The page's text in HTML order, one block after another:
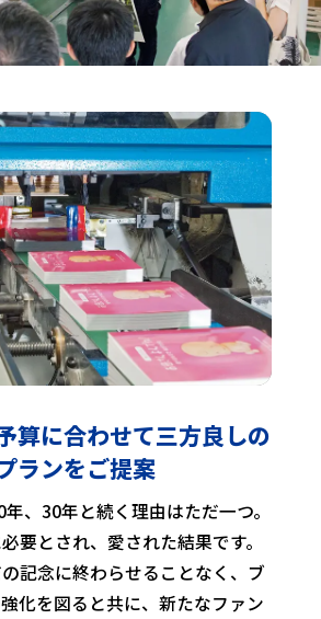
算に合わせて三方良しの
ランをご提案
、30年と続く理由はただ一つ。
要とされ、愛された結果です。
記念に終わらせることなく、ブ
化を図ると共に、新たなファン